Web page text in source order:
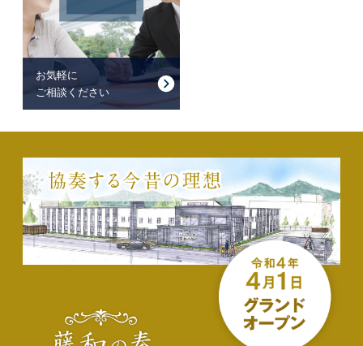
お気軽に
ご相談ください